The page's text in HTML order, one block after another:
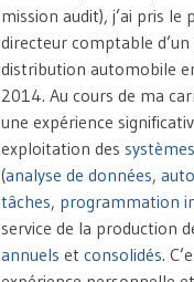
mission audit), j’ai pris le
directeur comptable d’un
distribution automobile
2014. Au cours de ma
une expérience
exploitation des
(analyse de données,
tâches, programmation
service de la production
annuels et consolidés.